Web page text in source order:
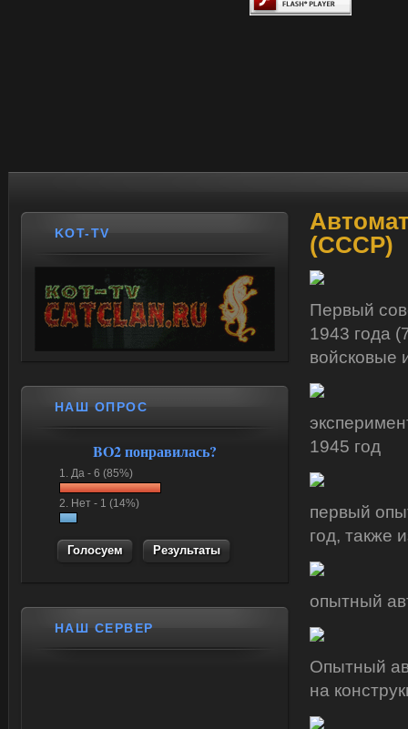
(СССР)
Первый
1943 года
войсковые
1945 год
первый
год, также
опытный
Опытный
на
KOT-TV
НАШ ОПРОС
BO2 понравилась?
1. Да - 6 (85%)
2. Нет - 1 (14%)
Результаты
НАШ СЕРВЕР